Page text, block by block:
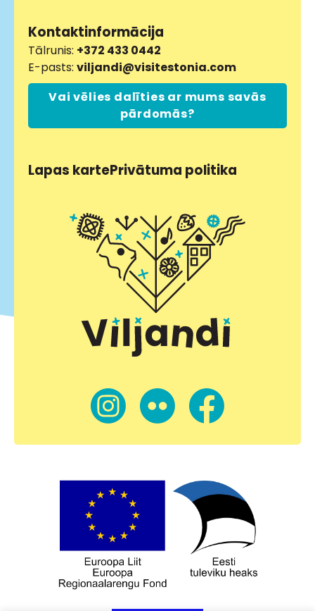
Kontaktinformācija
Tālrunis: +372 433 0442
E-pasts: viljandi@visitestonia.com
Vai vēlies dalīties ar mums savās
pārdomās?
Lapas kartePrivātuma politika